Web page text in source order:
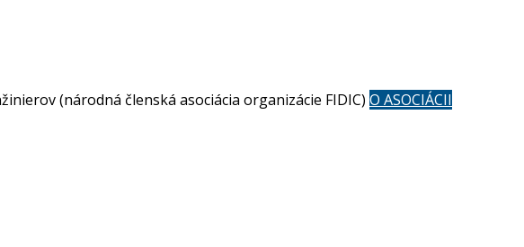
(národná členská asociácia organizácie FIDIC) O ASOCIÁCII